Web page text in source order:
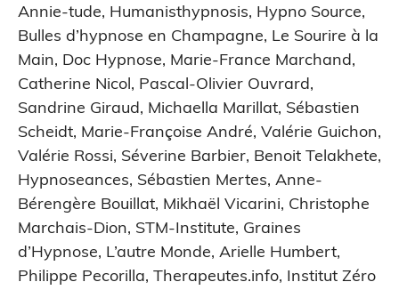
Annie-tude, Humanisthypnosis, Hypno Source,
Bulles d’hypnose en Champagne, Le Sourire à la
Main, Doc Hypnose, Marie-France Marchand,
Catherine Nicol, Pascal-Olivier Ouvrard,
Sandrine Giraud, Michaella Marillat, Sébastien
Scheidt, Marie-Françoise André, Valérie Guichon,
Valérie Rossi, Séverine Barbier, Benoit Telakhete,
Hypnoseances, Sébastien Mertes, Anne-
Bérengère Bouillat, Mikhaël Vicarini, Christophe
Marchais-Dion, STM-Institute, Graines
d’Hypnose, L’autre Monde, Arielle Humbert,
Philippe Pecorilla, Therapeutes.info, Institut Zéro